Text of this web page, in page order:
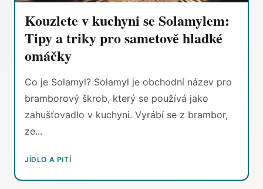
Kouzlete v kuchyni se Solamylem:
Tipy a triky pro sametově hladké
omáčky
Co je Solamyl? Solamyl je obchodní název pro
bramborový škrob, který se používá jako
zahušťovadlo v kuchyni. Vyrábí se z brambor,
ze...
JÍDLO A PITÍ